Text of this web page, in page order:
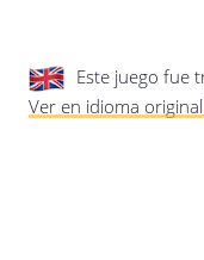
Este juego fue
Ver en idioma